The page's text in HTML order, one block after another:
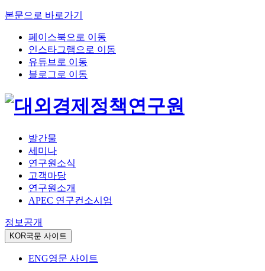
본문으로 바로가기
페이스북으로 이동
인스타그램으로 이동
유튜브로 이동
블로그로 이동
발간물
세미나
연구원소식
고객마당
연구원소개
APEC 연구컨소시엄
정보공개
KOR국문 사이트
ENG영문 사이트